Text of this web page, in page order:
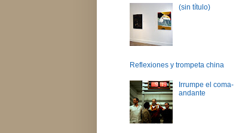
(sin título)
Reflexiones y trompeta china
Irrumpe el coma-
andante